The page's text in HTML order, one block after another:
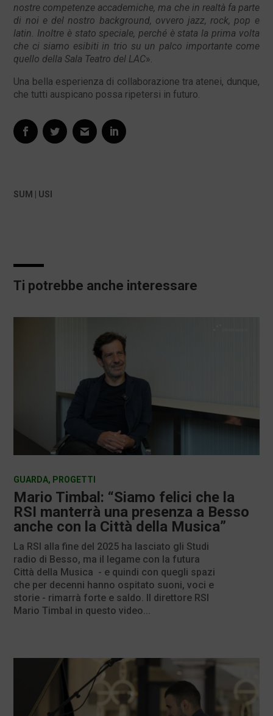
nostre competenze accademiche, ma che in realtà fa parte
di noi e del nostro background, ovvero jazz, rock, pop e
latin. Inoltre è stato speciale, perché è stata la prima volta
che ci siamo esibiti in trio su un palco importante come
quello della Sala Teatro del LAC».
Una bella esperienza di collaborazione tra atenei, dunque,
che tutti auspicano possa ripetersi in futuro.
SUM | USI
Ti potrebbe anche interessare
Mario Timbal: “Siamo felici che la
RSI manterrà una presenza a Besso
anche con la Città della Musica”
GUARDA, PROGETTI
La RSI alla fine del 2025 ha lasciato gli Studi
radio di Besso, ma il legame con la futura
Città della Musica - e quindi con quegli spazi
che per decenni hanno ospitato suoni, voci e
storie - rimarrà forte e saldo. Il direttore RSI
Mario Timbal in questo video...